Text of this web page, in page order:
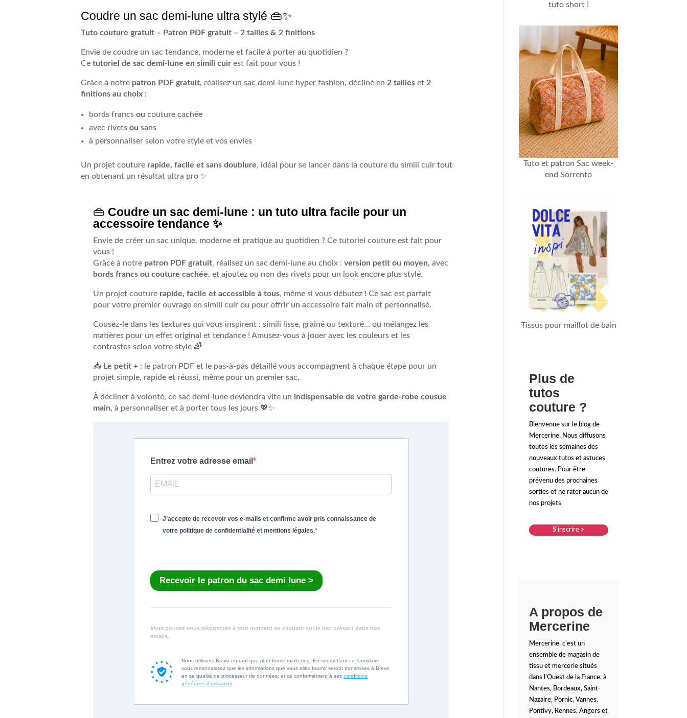
Coudre un sac demi-lune ultra stylé 👜✨
Tuto couture gratuit – Patron PDF gratuit – 2 tailles & 2 finitions
Envie de coudre un sac tendance, moderne et facile à porter au quotidien ?
Cetutoriel de sac demi-lune en simili cuir est fait pour vous !
Grâce à notre patron PDF gratuit, réalisez un sac demi-lune hyper fashion, décliné en 2 tailles et 2
finitions au choix :
bords francsou couture cachée
avec rivetsou sans
à personnaliser selon votre style et vos envies
Un projet couture rapide, facile et sans doublure, idéal pour se lancer dans la couture du simili cuir tout
en obtenant un résultat ultra pro ✨
👜 Coudre un sac demi-lune : un tuto ultra facile pour un
accessoire tendance ✨
Envie de créer un sac unique, moderne et pratique au quotidien ? Ce tutoriel couture est fait pour
vous !
Grâce à notre patron PDF gratuit, réalisez un sac demi-lune au choix :version petit ou moyen, avec
bords francs ou couture cachée, et ajoutez ou non des rivets pour un look encore plus stylé.
Un projet couture rapide, facile et accessible à tous, même si vous débutez ! Ce sac est parfait
pour votre premier ouvrage en simili cuir ou pour offrir un accessoire fait main et personnalisé.
Cousez-le dans les textures qui vous inspirent : simili lisse, grainé ou texturé… ou mélangez les
matières pour un effet original et tendance ! Amusez-vous à jouer avec les couleurs et les
contrastes selon votre style 🌈
📥 Le petit + : le patron PDF et le pas-à-pas détaillé vous accompagnent à chaque étape pour un
projet simple, rapide et réussi, même pour un premier sac.
À décliner à volonté, ce sac demi-lune deviendra vite un indispensable de votre garde-robe cousue
main, à personnaliser et à porter tous les jours 💖✨
Entrez votre adresse email
J’accepte de recevoir vos e-mails et confirme avoir pris connaissance de
votre politique de confidentialité et mentions légales.
Recevoir le patron du sac demi lune >
Vous pouvez vous désinscrire à tout moment en cliquant sur le lien présent dans nos
emails.
Nous utilisons Brevo en tant que plateforme marketing. En soumettant ce formulaire,
vous reconnaissez que les informations que vous allez fournir seront transmises à Brevo
en sa qualité de processeur de données; et ce conformément à sesconditions
générales d’utilisation
tuto short!
Tuto et patron Sac week-
end Sorrento
Tissus pour maillot de bain
Plus de
tutos
couture ?
Bienvenue sur le blog de
Mercerine. Nous diffusons
toutes les semaines des
nouveaux tutos et astuces
coutures. Pour être
prévenu des prochaines
sorties et ne rater aucun de
nos projets
S'inscrire>
A propos de
Mercerine
Mercerine, c'est un
ensemble de magasin de
tissu et mercerie situés
dans l'Ouest de la France, à
Nantes, Bordeaux, Saint-
Nazaire, Pornic, Vannes,
Pontivy, Rennes, Angers et